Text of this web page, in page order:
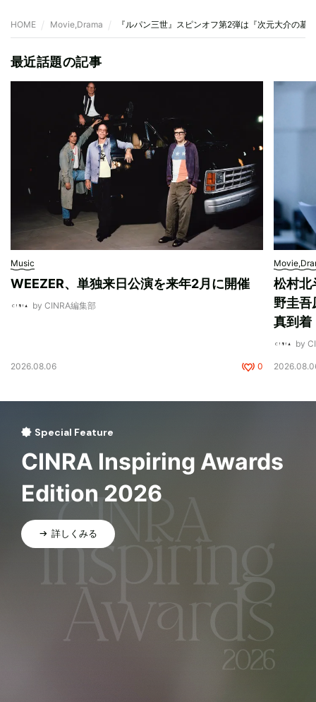
HOME Movie,Drama 『ルパン三世』スピンオフ第2弾は『次元大介の墓
最近話題の記事
Music
WEEZER、単独来日公演を来年2月に開催
by CINRA編集部
2026.08.06 0
松村北
野圭吾
真到着
by
Special Feature
CINRA Inspiring Awards
Edition 2026
詳しくみる